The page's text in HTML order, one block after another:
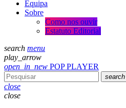
Equipa
Sobre
Como nos ouvir
Estatuto Editorial
search menu
play_arrow
open_in_new POP PLAYER
search
close
close